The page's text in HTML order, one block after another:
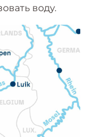
воду.